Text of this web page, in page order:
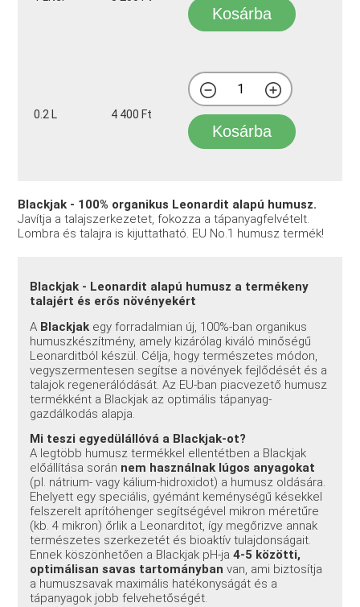
Kosárba
0.2 L 4 400 Ft
Kosárba
Blackjak - 100% organikus Leonardit alapú humusz.
Javítja a talajszerkezetet, fokozza a tápanyagfelvételt.
Lombra és talajra is kijuttatható. EU No.1 humusz termék!
Blackjak - Leonardit alapú humusz a termékeny
talajért és erős növényekért
A Blackjak egy forradalmian új, 100%-ban organikus
humuszkészítmény, amely kizárólag kiváló minőségű
Leonarditból készül. Célja, hogy természetes módon,
vegyszermentesen segítse a növények fejlődését és a
talajok regenerálódását. Az EU-ban piacvezető humusz
termékként a Blackjak az optimális tápanyag-
gazdálkodás alapja.
Mi teszi egyedülállóvá a Blackjak-ot?
A legtöbb humusz termékkel ellentétben a Blackjak
előállítása során nem használnak lúgos anyagokat
(pl. nátrium- vagy kálium-hidroxidot) a humusz oldására.
Ehelyett egy speciális, gyémánt keménységű késekkel
felszerelt aprítóhenger segítségével mikron méretűre
(kb. 4 mikron) őrlik a Leonarditot, így megőrizve annak
természetes szerkezetét és bioaktív tulajdonságait.
Ennek köszönhetően a Blackjak pH-ja4-5 közötti,
optimálisan savas tartományban van, ami biztosítja
a humuszsavak maximális hatékonyságát és a
tápanyagok jobb felvehetőségét.